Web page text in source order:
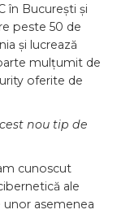
în București și
peste 50 de
și lucrează
mulțumit de
oferite de
nou tip de
cunoscut
ale
asemenea